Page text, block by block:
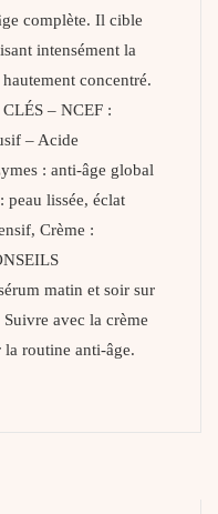
complète. Il cible
intensément la
concentré.
– NCEF :
– Acide
: anti-âge global
peau lissée, éclat
Crème :
matin et soir sur
avec la crème
routine anti-âge.